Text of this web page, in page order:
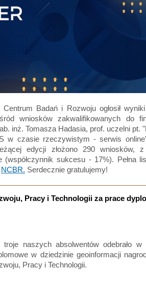
Centrum Badań i Rozwoju ogłosił
wniosków zakwalifikowanych do
inż. Tomasza Hadasia, prof. uczelni pt.
w czasie rzeczywistym - serwis
edycji złożono 290 wniosków,
(współczynnik sukcesu - 17%). Pełna
NCBR. Serdecznie gratulujemy!
Pracy i Technologii za prace
troje naszych absolwentów odebrało w
w dziedzinie geoinformacji
Pracy i Technologii.